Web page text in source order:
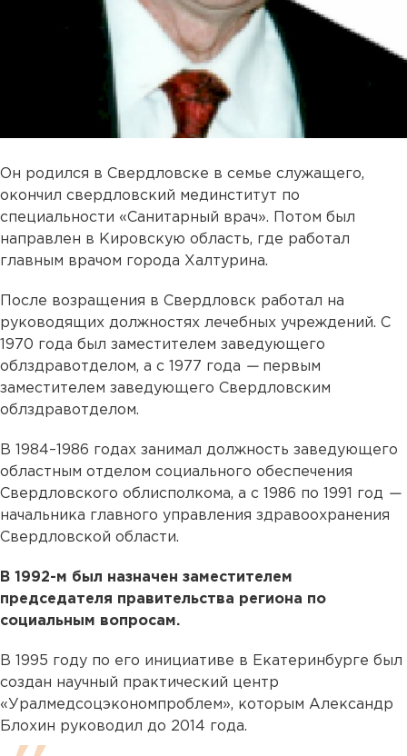
Он родился в Свердловске в семье служащего,
окончил свердловский мединститут по
специальности «Санитарный врач». Потом был
направлен в Кировскую область, где работал
главным врачом города Халтурина.
После возращения в Свердловск работал на
руководящих должностях лечебных учреждений. С
1970 года был заместителем заведующего
облздравотделом, а с 1977 года —первым
заместителем заведующего Свердловским
облздравотделом.
В 1984–1986 годах занимал должность заведующего
областным отделом социального обеспечения
Свердловского облисполкома, а с 1986 по 1991 год —
начальника главного управления здравоохранения
Свердловской области.
В 1992-м был назначен заместителем
председателя правительства региона по
социальным вопросам.
В 1995 году по его инициативе в Екатеринбурге был
создан научный практический центр
«Уралмедсоцэкономпроблем», которым Александр
Блохин руководил до 2014 года.